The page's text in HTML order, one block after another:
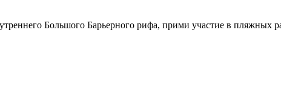
Большого Барьерного рифа, прими участие в пляжных